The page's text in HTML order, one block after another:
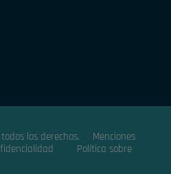
los derechos.
Menciones
Política sobre